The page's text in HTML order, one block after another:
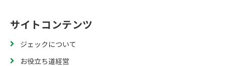
サイトコンテンツ
ジェックについて
お役立ち道経営